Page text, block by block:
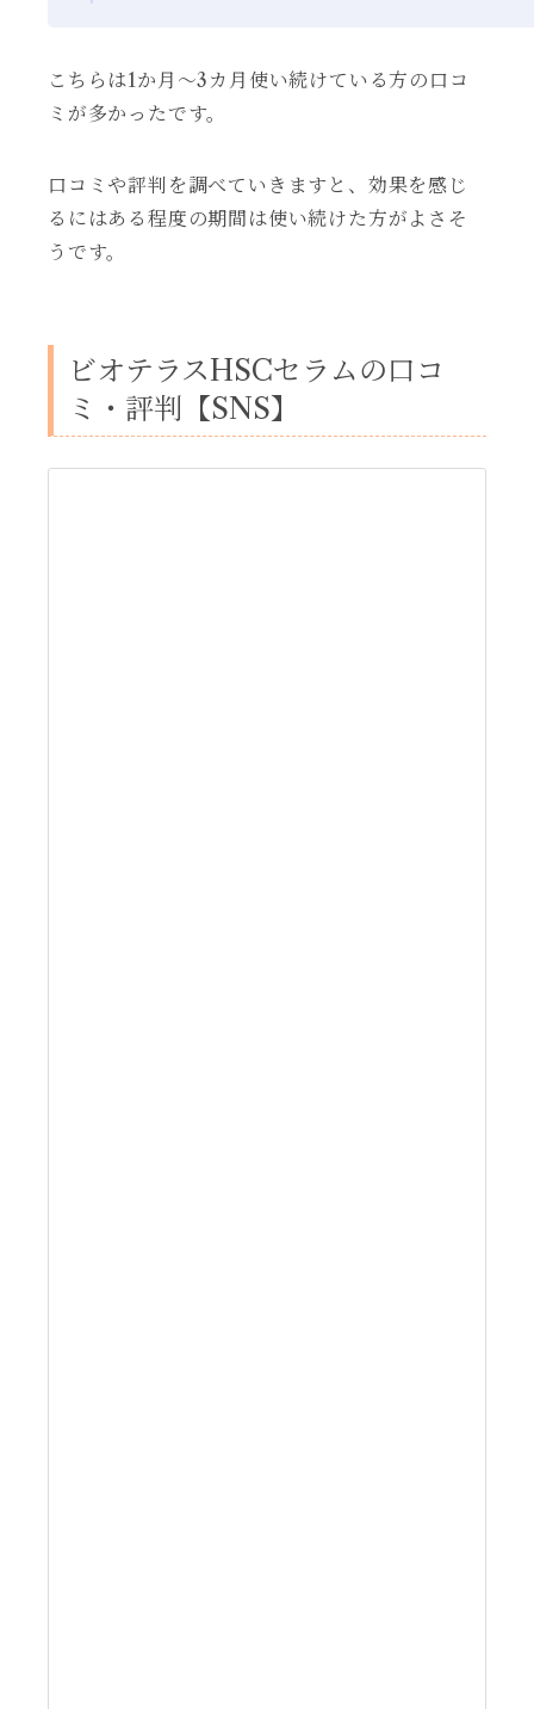
こちらは1か月～3カ月使い続けている方の口コ
ミが多かったです。
口コミや評判を調べていきますと、効果を感じ
るにはある程度の期間は使い続けた方がよさそ
うです。
ビオテラスHSCセラムの口コ
ミ・評判【SNS】